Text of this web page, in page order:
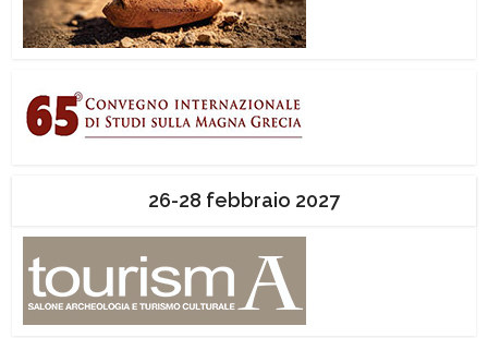
26-28 febbraio 2027